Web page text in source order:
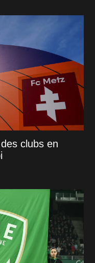
clubs en